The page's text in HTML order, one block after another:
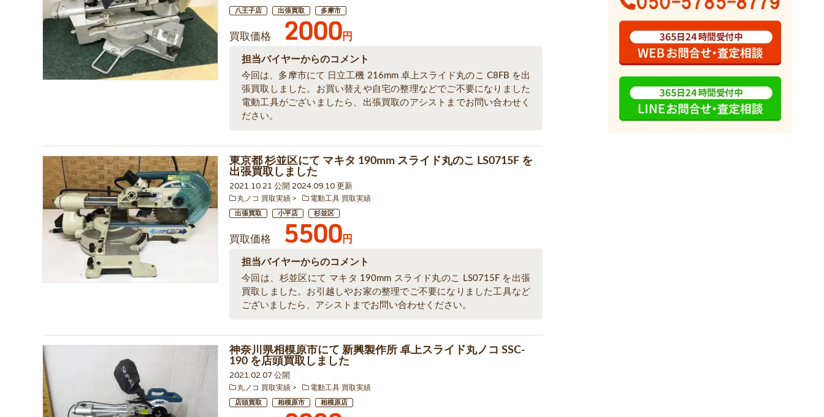
八王子店 出張買取 多摩市
買取価格 2000円
担当バイヤーからのコメント
今回は、多摩市にて 日立工機 216mm 卓上スライド丸のこ C8FB を出
張買取しました。お買い替えや自宅の整理などでご不要になりました
電動工具がございましたら、出張買取のアシストまでお問い合わせく
ださい。
東京都 杉並区にて マキタ 190mm スライド丸のこ LS0715F を
出張買取しました
2021.10.21 公開 2024.09.10 更新
丸ノコ 買取実績 電動工具 買取実績
出張買取 小平店 杉並区
買取価格 5500円
担当バイヤーからのコメント
今回は、杉並区にて マキタ 190mm スライド丸のこ LS0715F を出張
買取しました。お引越しやお家の整理でご不要になりました工具など
ございましたら、アシストまでお問い合わせください。
神奈川県相模原市にて 新興製作所 卓上スライド丸ノコ SSC-
190 を店頭買取しました
2021.02.07 公開
丸ノコ 買取実績 電動工具 買取実績
店頭買取 相模原市 相模原店